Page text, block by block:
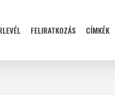
FELIRATKOZÁS CÍMKÉK